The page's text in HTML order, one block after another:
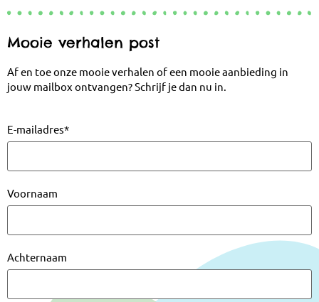
Mooie verhalen post
Af en toe onze mooie verhalen of een mooie aanbieding in
jouw mailbox ontvangen? Schrijf je dan nu in.
E-mailadres*
Voornaam
Achternaam